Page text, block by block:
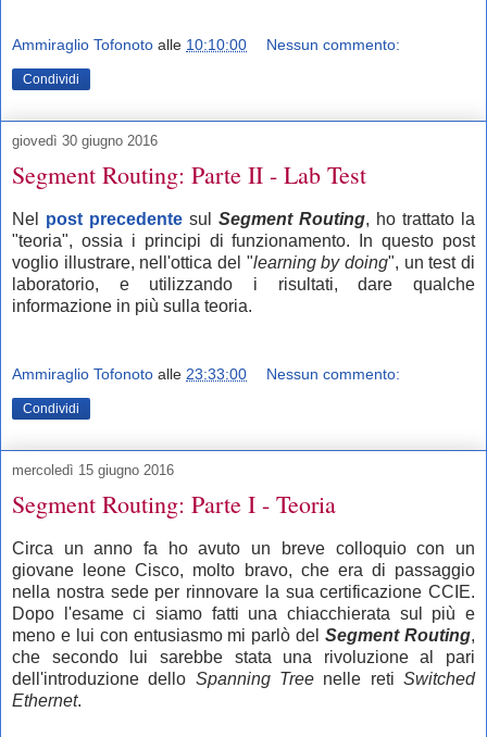
Ammiraglio Tofonoto alle 10:10:00 Nessun commento:
Condividi
giovedì 30 giugno 2016
Segment Routing: Parte II - Lab Test
Nel post precedente sul Segment Routing, ho trattato la
"teoria", ossia i principi di funzionamento. In questo post
voglio illustrare, nell'ottica del "learning by doing", un test di
laboratorio, e utilizzando i risultati, dare qualche
informazione in più sulla teoria.
Ammiraglio Tofonoto alle 23:33:00 Nessun commento:
Condividi
mercoledì 15 giugno 2016
Segment Routing: Parte I - Teoria
Circa un anno fa ho avuto un breve colloquio con un
giovane leone Cisco, molto bravo, che era di passaggio
nella nostra sede per rinnovare la sua certificazione CCIE.
Dopo l'esame ci siamo fatti una chiacchierata sul più e
meno e lui con entusiasmo mi parlò delSegment Routing,
che secondo lui sarebbe stata una rivoluzione al pari
dell'introduzione dello Spanning Tree nelle retiSwitched
Ethernet.